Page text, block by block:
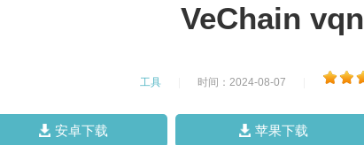
VeChain vqn
工具 时间：2024-08-07
安卓下载 苹果下载